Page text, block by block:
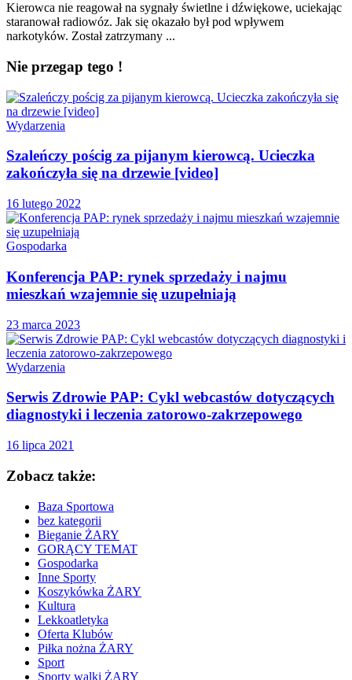
Kierowca nie reagował na sygnały świetlne i dźwiękowe, uciekając
staranował radiowóz. Jak się okazało był pod wpływem
narkotyków. Został zatrzymany ...
Nie przegap tego !
Wydarzenia
Szaleńczy pościg za pijanym kierowcą. Ucieczka
zakończyła się na drzewie [video]
16 lutego 2022
Gospodarka
Konferencja PAP: rynek sprzedaży i najmu
mieszkań wzajemnie się uzupełniają
23 marca 2023
Wydarzenia
Serwis Zdrowie PAP: Cykl webcastów dotyczących
diagnostyki i leczenia zatorowo-zakrzepowego
16 lipca 2021
Zobacz także:
Baza Sportowa
bez kategorii
Bieganie ŻARY
GORĄCY TEMAT
Gospodarka
Inne Sporty
Koszykówka ŻARY
Kultura
Lekkoatletyka
Oferta Klubów
Piłka nożna ŻARY
Sport
Sporty walki ŻARY